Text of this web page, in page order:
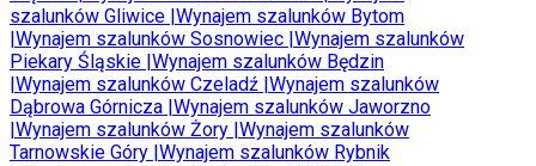
szalunków Gliwice Wynajem szalunków Bytom
Wynajem szalunków Sosnowiec Wynajem szalunków
Piekary Śląskie Wynajem szalunków Będzin
Wynajem szalunków Czeladź Wynajem szalunków
Dąbrowa Górnicza Wynajem szalunków Jaworzno
Wynajem szalunków Żory Wynajem szalunków
Tarnowskie Góry Wynajem szalunków Rybnik